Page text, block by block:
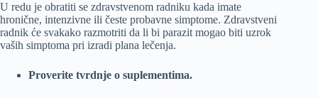
U redu je obratiti se zdravstvenom radniku kada imate
hronične, intenzivne ili česte probavne simptome. Zdravstveni
radnik će svakako razmotriti da li bi parazit mogao biti uzrok
vaših simptoma pri izradi plana lečenja.
Proverite tvrdnje o suplementima.